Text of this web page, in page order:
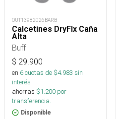
OUT13982026BARB
Calcetines DryFlx Caña
Alta
Buff
$ 29.900
en 6cuotas de $4.983 sin
interés
ahorras $1.200 por
transferencia.
Disponible